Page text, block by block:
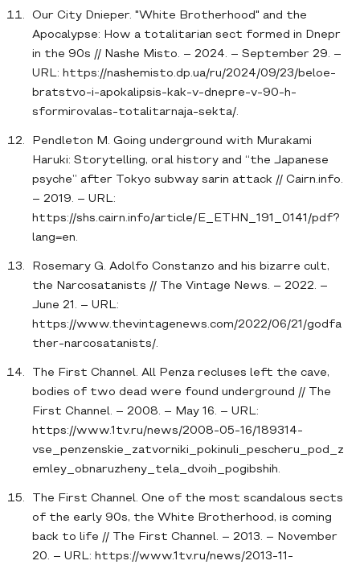
Our City Dnieper. "White Brotherhood" and the
Apocalypse: How a totalitarian sect formed in Dnepr
in the 90s // Nashe Misto. – 2024. – September 29. –
URL: https://nashemisto.dp.ua/ru/2024/09/23/beloe-
bratstvo-i-apokalipsis-kak-v-dnepre-v-90-h-
sformirovalas-totalitarnaja-sekta/.
Pendleton M. Going underground with Murakami
Haruki: Storytelling, oral history and “the Japanese
psyche” after Tokyo subway sarin attack // Cairn.info.
– 2019. – URL:
https://shs.cairn.info/article/E_ETHN_191_0141/pdf?
lang=en.
Rosemary G. Adolfo Constanzo and his bizarre cult,
the Narcosatanists // The Vintage News. – 2022. –
June 21. – URL:
https://www.thevintagenews.com/2022/06/21/godfa
ther-narcosatanists/.
The First Channel. All Penza recluses left the cave,
bodies of two dead were found underground // The
First Channel. – 2008. – May 16. – URL:
https://www.1tv.ru/news/2008-05-16/189314-
vse_penzenskie_zatvorniki_pokinuli_pescheru_pod_z
emley_obnaruzheny_tela_dvoih_pogibshih.
The First Channel. One of the most scandalous sects
of the early 90s, the White Brotherhood, is coming
back to life // The First Channel. – 2013. – November
20. – URL: https://www.1tv.ru/news/2013-11-